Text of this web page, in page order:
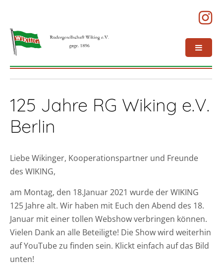
125 Jahre RG Wiking e.V.
Berlin
Liebe Wikinger, Kooperationspartner und Freunde
des WIKING,
am Montag, den 18.Januar 2021 wurde der WIKING
125 Jahre alt. Wir haben mit Euch den Abend des 18.
Januar mit einer tollen Webshow verbringen können.
Vielen Dank an alle Beteiligte! Die Show wird weiterhin
auf YouTube zu finden sein. Klickt einfach auf das Bild
unten!